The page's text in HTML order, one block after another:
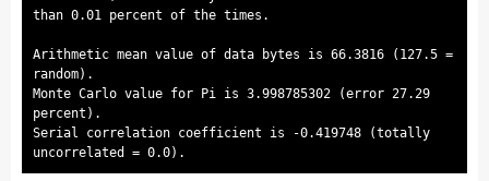
than 0.01 percent of the times.
Arithmetic mean value of data bytes is 66.3816 (127.5 =
random).
Monte Carlo value for Pi is 3.998785302 (error 27.29
percent).
Serial correlation coefficient is -0.419748 (totally
uncorrelated = 0.0).